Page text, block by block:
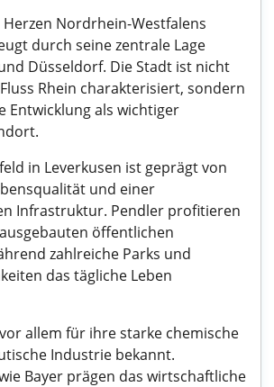
Herzen Nordrhein-Westfalens
durch seine zentrale Lage
Düsseldorf. Die Stadt ist nicht
Rhein charakterisiert, sondern
Entwicklung als wichtiger
in Leverkusen ist geprägt von
und einer
Infrastruktur. Pendler profitieren
öffentlichen
zahlreiche Parks und
das tägliche Leben
allem für ihre starke chemische
Industrie bekannt.
Bayer prägen das wirtschaftliche